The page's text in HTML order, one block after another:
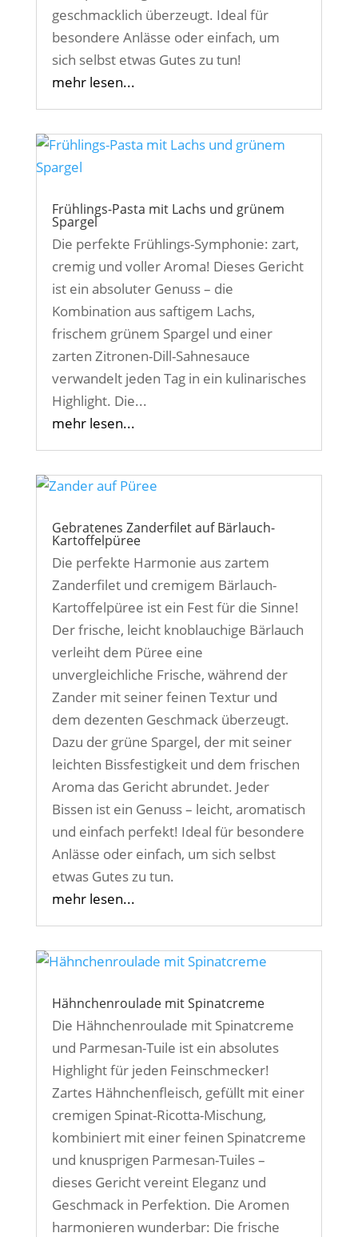
geschmacklich überzeugt. Ideal für
besondere Anlässe oder einfach, um
sich selbst etwas Gutes zu tun!
mehr lesen...
Frühlings-Pasta mit Lachs und grünem
Spargel
Die perfekte Frühlings-Symphonie: zart,
cremig und voller Aroma! Dieses Gericht
ist ein absoluter Genuss – die
Kombination aus saftigem Lachs,
frischem grünem Spargel und einer
zarten Zitronen-Dill-Sahnesauce
verwandelt jeden Tag in ein kulinarisches
Highlight. Die...
mehr lesen...
Gebratenes Zanderfilet auf Bärlauch-
Kartoffelpüree
Die perfekte Harmonie aus zartem
Zanderfilet und cremigem Bärlauch-
Kartoffelpüree ist ein Fest für die Sinne!
Der frische, leicht knoblauchige Bärlauch
verleiht dem Püree eine
unvergleichliche Frische, während der
Zander mit seiner feinen Textur und
dem dezenten Geschmack überzeugt.
Dazu der grüne Spargel, der mit seiner
leichten Bissfestigkeit und dem frischen
Aroma das Gericht abrundet. Jeder
Bissen ist ein Genuss – leicht, aromatisch
und einfach perfekt! Ideal für besondere
Anlässe oder einfach, um sich selbst
etwas Gutes zu tun.
mehr lesen...
Hähnchenroulade mit Spinatcreme
Die Hähnchenroulade mit Spinatcreme
und Parmesan-Tuile ist ein absolutes
Highlight für jeden Feinschmecker!
Zartes Hähnchenfleisch, gefüllt mit einer
cremigen Spinat-Ricotta-Mischung,
kombiniert mit einer feinen Spinatcreme
und knusprigen Parmesan-Tuiles –
dieses Gericht vereint Eleganz und
Geschmack in Perfektion. Die Aromen
harmonieren wunderbar: Die frische